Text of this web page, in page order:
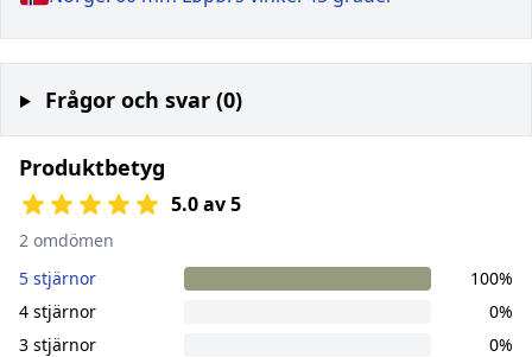
Frågor och svar (0)
Produktbetyg
5.0 av 5
2 omdömen
5 stjärnor
100%
4 stjärnor
0%
3 stjärnor
0%